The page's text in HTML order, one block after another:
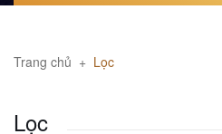
Trang chủ + Lọc
Lọc